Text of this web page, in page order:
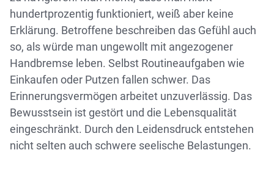
hundertprozentig funktioniert, weiß aber keine
Erklärung. Betroffene beschreiben das Gefühl auch
so, als würde man ungewollt mit angezogener
Handbremse leben. Selbst Routineaufgaben wie
Einkaufen oder Putzen fallen schwer. Das
Erinnerungsvermögen arbeitet unzuverlässig. Das
Bewusstsein ist gestört und die Lebensqualität
eingeschränkt. Durch den Leidensdruck entstehen
nicht selten auch schwere seelische Belastungen.